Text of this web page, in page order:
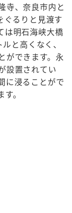
寺、奈良市内と
ぐるりと見渡す
は明石海峡大橋
と高くなく、
ができます。永
設置されてい
に浸ることがで
。